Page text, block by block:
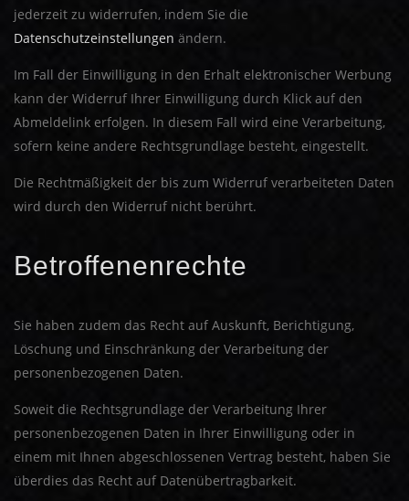
jederzeit zu widerrufen, indem Sie die
Datenschutzeinstellungen ändern.
Im Fall der Einwilligung in den Erhalt elektronischer Werbung
kann der Widerruf Ihrer Einwilligung durch Klick auf den
Abmeldelink erfolgen. In diesem Fall wird eine Verarbeitung,
sofern keine andere Rechtsgrundlage besteht, eingestellt.
Die Rechtmäßigkeit der bis zum Widerruf verarbeiteten Daten
wird durch den Widerruf nicht berührt.
Betroffenenrechte
Sie haben zudem das Recht auf Auskunft, Berichtigung,
Löschung und Einschränkung der Verarbeitung der
personenbezogenen Daten.
Soweit die Rechtsgrundlage der Verarbeitung Ihrer
personenbezogenen Daten in Ihrer Einwilligung oder in
einem mit Ihnen abgeschlossenen Vertrag besteht, haben Sie
überdies das Recht auf Datenübertragbarkeit.